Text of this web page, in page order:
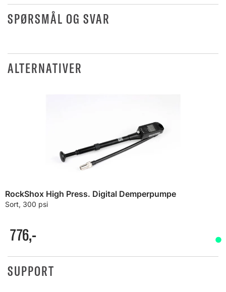
SPØRSMÅL OG SVAR
ALTERNATIVER
RockShox High Press. Digital Demperpumpe
Sort, 300 psi
776,-
SUPPORT